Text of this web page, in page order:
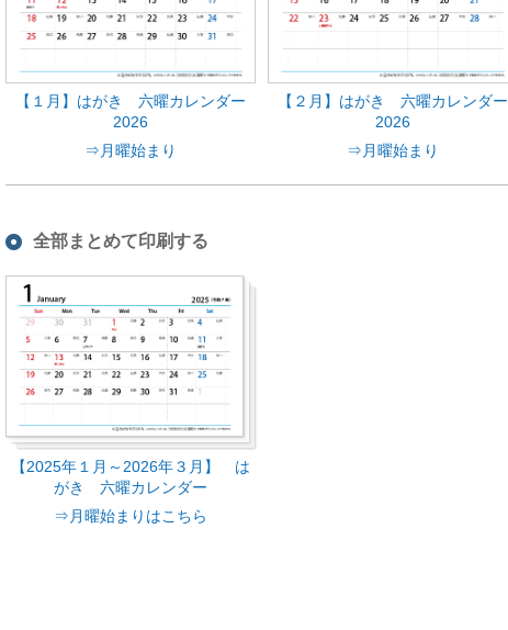
【１月】はがき 六曜カレンダー
2026
⇒月曜始まり
【２月】はがき 六曜カレンダー
2026
⇒月曜始まり
全部まとめて印刷する
【2025年１月～2026年３月】 は
がき 六曜カレンダー
⇒月曜始まりはこちら